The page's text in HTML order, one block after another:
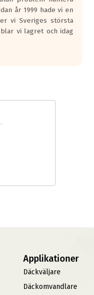
år 1999 hade vi en
vi Sveriges största
vi lagret och idag
Applikationer
Däckväljare
Däckomvandlare